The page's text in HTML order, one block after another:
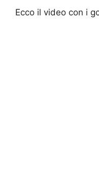
Ecco il video con i